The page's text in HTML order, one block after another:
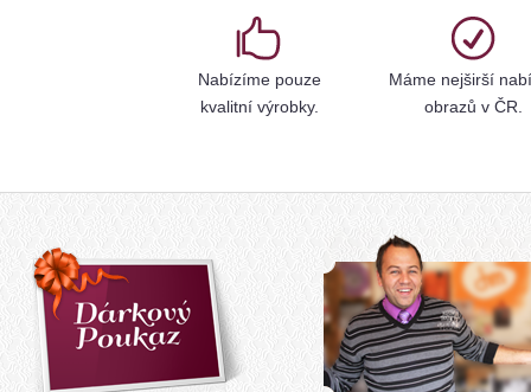
Nabízíme pouze
kvalitní výrobky.
Máme nejširší
obrazů v ČR.